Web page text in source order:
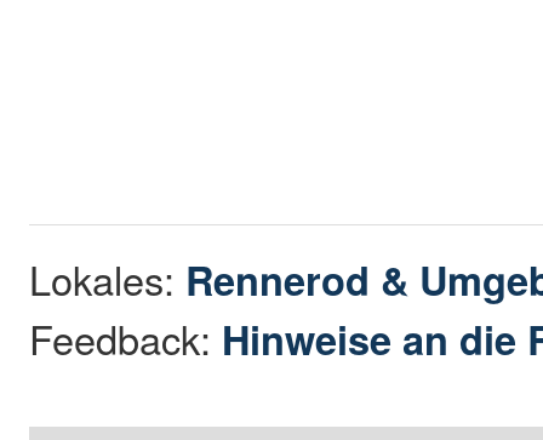
Lokales: Rennerod &
Feedback: Hinweise an die